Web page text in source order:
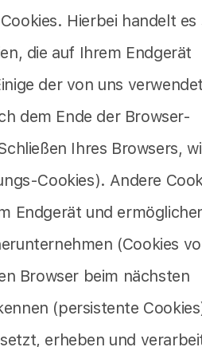
Hierbei handelt es
die auf Ihrem Endgerät
der von uns
dem Ende der Browser-
Ihres Browsers,
Cookies). Andere
Endgerät und
(Cookies
Browser beim nächsten
(persistente
erheben und